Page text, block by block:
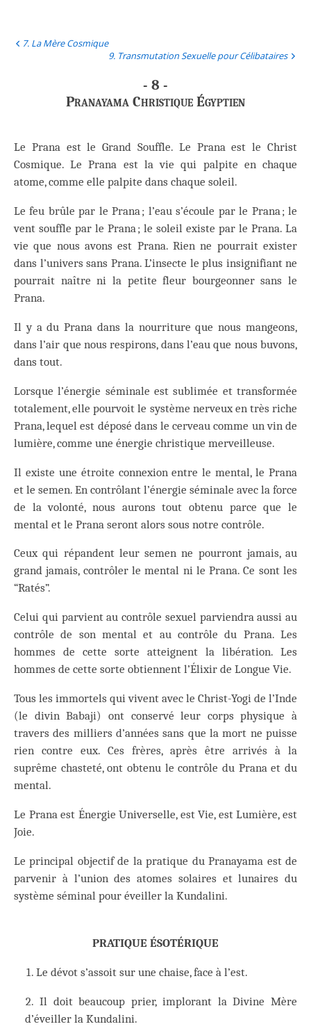
7. La Mère Cosmique
9. Transmutation Sexuelle pour Célibataires
- 8 -
Pranayama Christique Égyptien
Le Prana est le Grand Souffle. Le Prana est le Christ
Cosmique. Le Prana est la vie qui palpite en chaque
atome, comme elle palpite dans chaque soleil.
Le feu brûle par le Prana ; l’eau s’écoule par le Prana ; le
vent souffle par le Prana ; le soleil existe par le Prana. La
vie que nous avons est Prana. Rien ne pourrait exister
dans l’univers sans Prana. L’insecte le plus insignifiant ne
pourrait naître ni la petite fleur bourgeonner sans le
Prana.
Il y a du Prana dans la nourriture que nous mangeons,
dans l’air que nous respirons, dans l’eau que nous buvons,
dans tout.
Lorsque l’énergie séminale est sublimée et transformée
totalement, elle pourvoit le système nerveux en très riche
Prana, lequel est déposé dans le cerveau comme un vin de
lumière, comme une énergie christique merveilleuse.
Il existe une étroite connexion entre le mental, le Prana
et le semen. En contrôlant l’énergie séminale avec la force
de la volonté, nous aurons tout obtenu parce que le
mental et le Prana seront alors sous notre contrôle.
Ceux qui répandent leur semen ne pourront jamais, au
grand jamais, contrôler le mental ni le Prana. Ce sont les
“Ratés”.
Celui qui parvient au contrôle sexuel parviendra aussi au
contrôle de son mental et au contrôle du Prana. Les
hommes de cette sorte atteignent la libération. Les
hommes de cette sorte obtiennent l’Élixir de Longue Vie.
Tous les immortels qui vivent avec le Christ-Yogi de l’Inde
(le divin Babaji) ont conservé leur corps physique à
travers des milliers d’années sans que la mort ne puisse
rien contre eux. Ces frères, après être arrivés à la
suprême chasteté, ont obtenu le contrôle du Prana et du
mental.
Le Prana est Énergie Universelle, est Vie, est Lumière, est
Joie.
Le principal objectif de la pratique du Pranayama est de
parvenir à l’union des atomes solaires et lunaires du
système séminal pour éveiller la Kundalini.
PRATIQUE ÉSOTÉRIQUE
Le dévot s’assoit sur une chaise, face à l’est.
Il doit beaucoup prier, implorant la Divine Mère
d’éveiller la Kundalini.